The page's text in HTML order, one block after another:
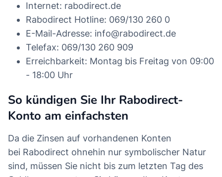
Internet: rabodirect.de
Rabodirect Hotline: 069/130 260 0
E-Mail-Adresse: info@rabodirect.de
Telefax: 069/130 260 909
Erreichbarkeit: Montag bis Freitag von 09:00
- 18:00 Uhr
So kündigen Sie Ihr Rabodirect-
Konto am einfachsten
Da die Zinsen auf vorhandenen Konten
bei Rabodirect ohnehin nur symbolischer Natur
sind, müssen Sie nicht bis zum letzten Tag des